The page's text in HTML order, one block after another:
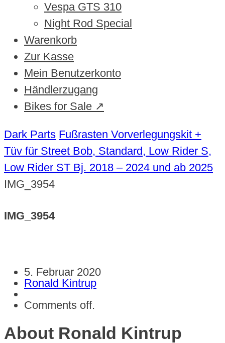
Vespa GTS 310
Night Rod Special
Warenkorb
Zur Kasse
Mein Benutzerkonto
Händlerzugang
Bikes for Sale ↗
Dark Parts Fußrasten Vorverlegungskit +
Tüv für Street Bob, Standard, Low Rider S,
Low Rider ST Bj. 2018 – 2024 und ab 2025
IMG_3954
IMG_3954
5. Februar 2020
Ronald Kintrup
Comments off.
About Ronald Kintrup